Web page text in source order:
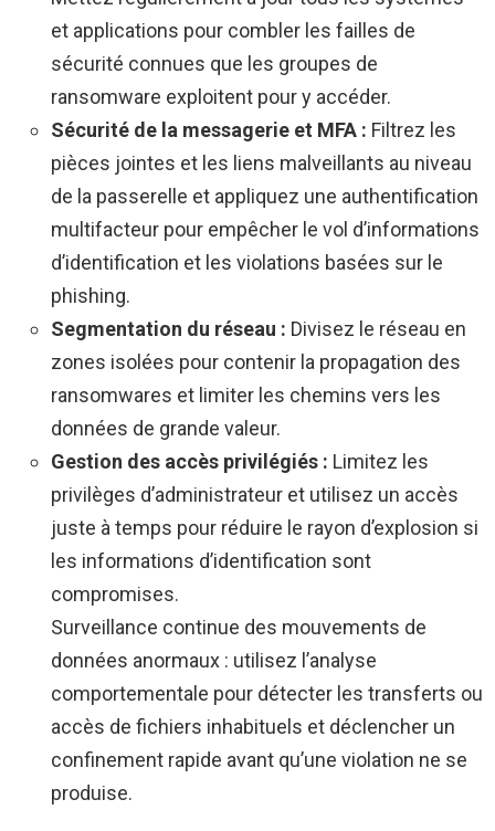
et applications pour combler les failles de
sécurité connues que les groupes de
ransomware exploitent pour y accéder.
Sécurité de la messagerie et MFA : Filtrez les
pièces jointes et les liens malveillants au niveau
de la passerelle et appliquez une authentification
multifacteur pour empêcher le vol d’informations
d’identification et les violations basées sur le
phishing.
Segmentation du réseau : Divisez le réseau en
zones isolées pour contenir la propagation des
ransomwares et limiter les chemins vers les
données de grande valeur.
Gestion des accès privilégiés : Limitez les
privilèges d’administrateur et utilisez un accès
juste à temps pour réduire le rayon d’explosion si
les informations d’identification sont
compromises.
Surveillance continue des mouvements de
données anormaux : utilisez l’analyse
comportementale pour détecter les transferts ou
accès de fichiers inhabituels et déclencher un
confinement rapide avant qu’une violation ne se
produise.